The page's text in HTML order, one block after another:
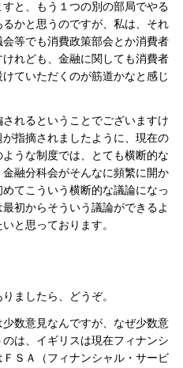
と、もう１つの別の部局でやる
かと思うのですが、私は、それ
等でも消費政策部会とか消費者
れども、金融に関しても消費者
ていただくのが筋道かなと感じ
れるということでございますけ
指摘されましたように、現在の
うな制度では、とても横断的な
融分科会がそんなに頻繁に開か
てこういう横断的な議論になっ
初からそういう議論ができるよ
と思っております。
ましたら、どうぞ。
数意見なんですが、なぜ少数意
は、イギリスは現在フィナンシ
ＳＡ（フィナンシャル・サービ